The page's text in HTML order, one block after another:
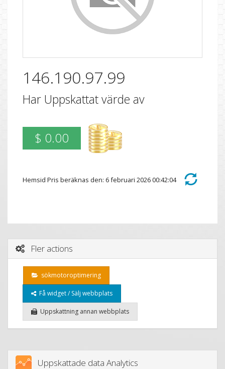
146.190.97.99
Har Uppskattat värde av
$ 0.00
Hemsid Pris beräknas den: 6 februari 2026 00:42:04
Fler actions
sökmotoroptimering
Få widget / Sälj webbplats
Uppskattning annan webbplats
Uppskattade data Analytics